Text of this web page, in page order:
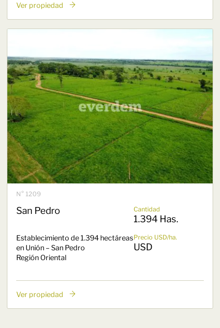
Ver propiedad
N° 1209
San Pedro Cantidad
1.394 Has.
Establecimiento de 1.394 hectáreas
en Unión – San Pedro
Región Oriental
Precio USD/ha.
USD
Ver propiedad